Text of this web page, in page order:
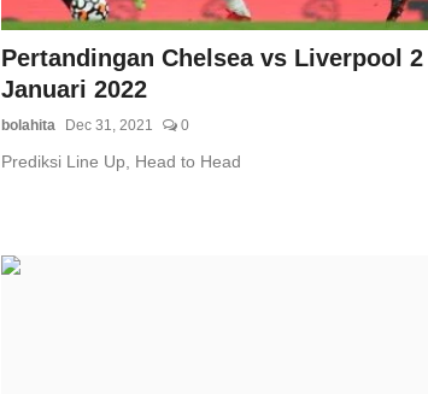
Pertandingan Chelsea vs Liverpool 2
Januari 2022
bolahita Dec 31, 2021 0
Prediksi Line Up, Head to Head